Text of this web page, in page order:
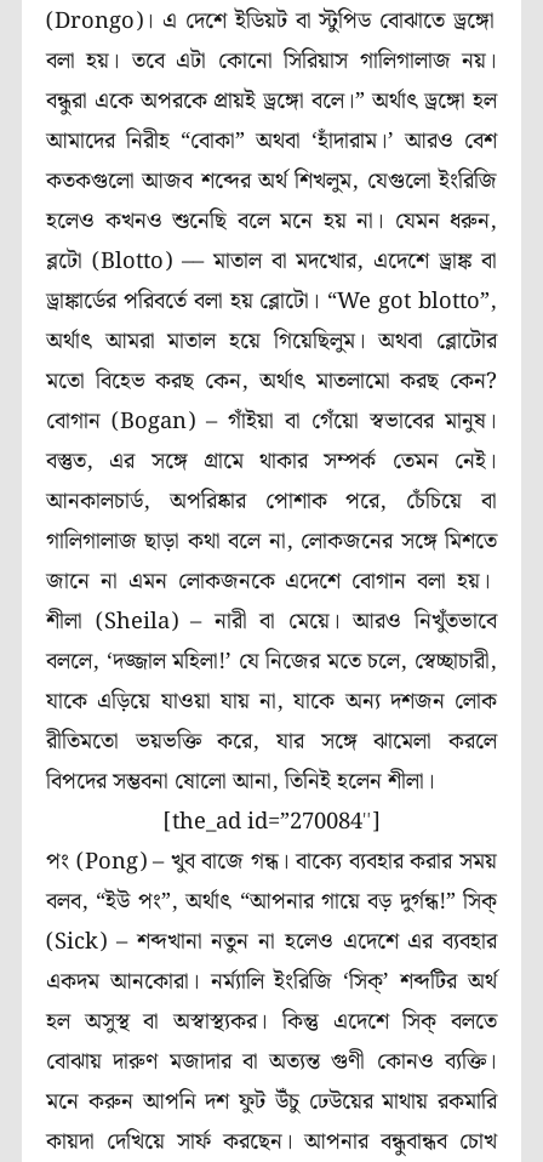
(Drongo)। এ দেশে ইডিয়ট বা স্টুপিড বোঝাতে ড্রঙ্গো
বলা হয়। তবে এটা কোনো সিরিয়াস গালিগালাজ নয়।
বন্ধুরা একে অপরকে প্রায়ই ড্রঙ্গো বলে।”অর্থাৎ ড্রঙ্গো হল
আমাদের নিরীহ “বোকা” অথবা ‘হাঁদারাম।’ আরও বেশ
কতকগুলো আজব শব্দের অর্থ শিখলুম, যেগুলো ইংরিজি
হলেও কখনও শুনেছি বলে মনে হয় না। যেমন ধরুন,
ব্লটো (Blotto)––মাতাল বা মদখোর, এদেশে ড্রাঙ্ক বা
ড্রাঙ্কার্ডের পরিবর্তে বলা হয় ব্লোটো। “We got blotto”,
অর্থাৎ আমরা মাতাল হয়ে গিয়েছিলুম। অথবা ব্লোটোর
মতো বিহেভ করছ কেন, অর্থাৎ মাতলামো করছ কেন?
বোগান (Bogan) – গাঁইয়া বা গেঁয়ো স্বভাবের মানুষ।
বস্তুত, এর সঙ্গে গ্রামে থাকার সম্পর্ক তেমন নেই।
আনকালচার্ড, অপরিষ্কার পোশাক পরে, চেঁচিয়ে বা
গালিগালাজ ছাড়া কথা বলে না, লোকজনের সঙ্গে মিশতে
জানে না এমন লোকজনকে এদেশে বোগান বলা হয়।
শীলা (Sheila) – নারী বা মেয়ে। আরও নিখুঁতভাবে
বললে, ‘দজ্জাল মহিলা!’ যে নিজের মতে চলে, স্বেচ্ছাচারী,
যাকে এড়িয়ে যাওয়া যায় না, যাকে অন্য দশজন লোক
রীতিমতো ভয়ভক্তি করে, যার সঙ্গে ঝামেলা করলে
বিপদের সম্ভবনা ষোলো আনা, তিনিই হলেন শীলা।
[the_ad id=”270084″]
পং (Pong)– খুব বাজে গন্ধ। বাক্যে ব্যবহার করার সময়
বলব, “ইউ পং”, অর্থাৎ “আপনার গায়ে বড় দুর্গন্ধ!” সিক্
(Sick) – শব্দখানা নতুন না হলেও এদেশে এর ব্যবহার
একদম আনকোরা। নর্ম্যালি ইংরিজি ‘সিক্’ শব্দটির অর্থ
হল অসুস্থ বা অস্বাস্থ্যকর। কিন্তু এদেশে সিক্ বলতে
বোঝায় দারুণ মজাদার বা অত্যন্ত গুণী কোনও ব্যক্তি।
মনে করুন আপনি দশ ফুট উঁচু ঢেউয়ের মাথায় রকমারি
কায়দা দেখিয়ে সার্ফ করছেন। আপনার বন্ধুবান্ধব চোখ